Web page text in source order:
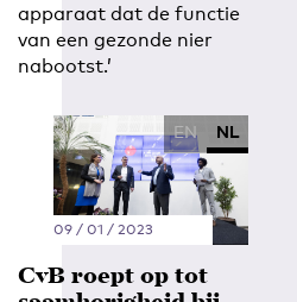
apparaat dat de functie
van een gezonde nier
nabootst.’
EN NL
09 / 01 / 2023
CvB roept op tot